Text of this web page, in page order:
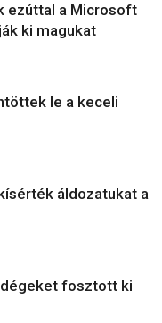
ezúttal a Microsoft
ki magukat
le a keceli
áldozatukat a
fosztott ki